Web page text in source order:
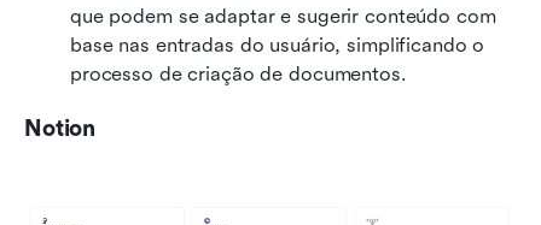
que podem se adaptar e sugerir conteúdo com
base nas entradas do usuário, simplificando o
processo de criação de documentos.
Notion